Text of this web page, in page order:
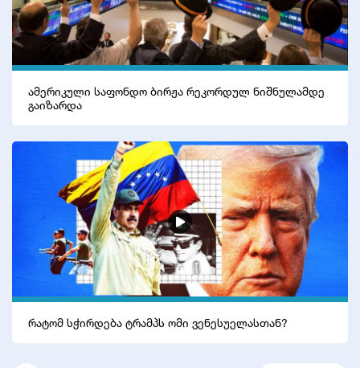
ამერიკული საფონდო ბირჟა რეკორდულ ნიშნულამდე
გაიზარდა
რატომ სჭირდება ტრამპს ომი ვენესუელასთან?